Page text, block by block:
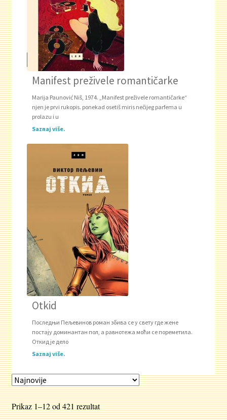
Manifest preživele romantičarke
Marija Paunović Niš, 1974. „Manifest preživele romantičarke“
njen je prvi rukopis. ponekad osetiš miris nečijeg parfema u
prolazu i u
Saznaj više.
Otkid
Последњи Пељевинов роман збива се у свету где жене
постају доминантан пол, а равнотежа моћи се пореметила.
Откид је дело
Saznaj više.
Prikaz 1–12 od 421 rezultatSortirano